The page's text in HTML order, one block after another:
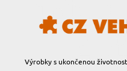
Výrobky s ukončenou